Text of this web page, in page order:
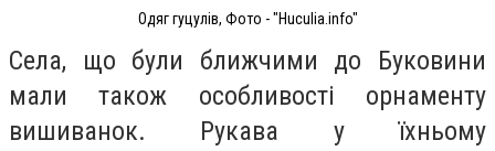
Одяг гуцулів, Фото - "Huculia.info"
Села, що були ближчими до Буковини
мали також особливості орнаменту
вишиванок. Рукава у їхньому